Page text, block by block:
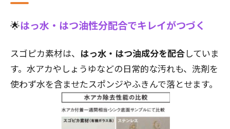
🌟はっ水・はつ油性分配合でキレイがつづく
スゴピカ素材は、 はっ水・はつ油成分を配合していま
す。水アカやしょうゆなどの日常的な汚れも、洗剤を
使わず水を含ませたスポンジやふきんで落とせます。